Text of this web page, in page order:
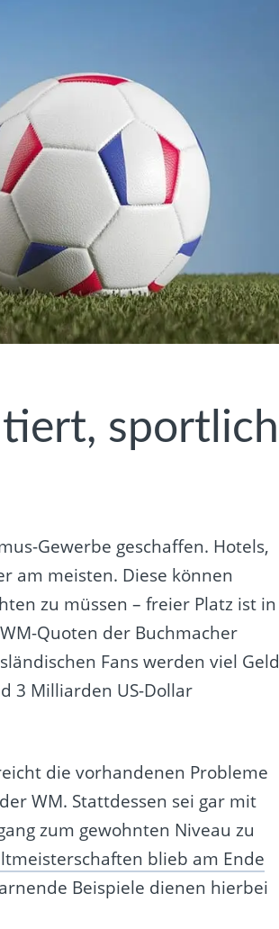
sportlich
Gewerbe geschaffen. Hotels,
am meisten. Diese können
zu müssen – freier Platz ist in
Quoten der Buchmacher
Fans werden viel Geld
3 Milliarden US-Dollar
die vorhandenen Probleme
WM. Stattdessen sei gar mit
zum gewohnten Niveau zu
blieb am Ende
Beispiele dienen hierbei